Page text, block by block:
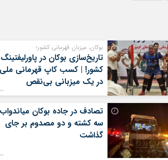
بوکان، میزبان قهرمانی کشور؛
تاریخ‌سازی بوکان در پاورلیفتینگ
کشور! | کسب کاپ قهرمانی
در یک میزبانی بی‌نقص
تصادف در جاده بوکان
سه کشته و دو مصدوم بر جای
گذاشت